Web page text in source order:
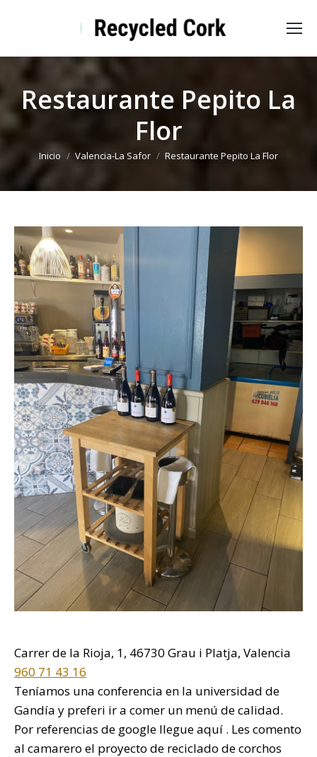
Restaurante Pepito La
Flor
Estás aquí:
Inicio Valencia-La Safor Restaurante Pepito La Flor
Carrer de la Rioja, 1, 46730 Grau i Platja, Valencia
960 71 43 16
Teníamos una conferencia en la universidad de
Gandía y preferi ir a comer un menú de calidad.
Por referencias de google llegue aquí . Les comento
al camarero el proyecto de reciclado de corchos